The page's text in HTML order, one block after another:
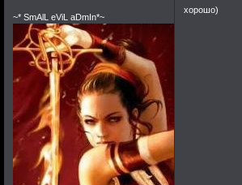
~* SmAlL eViL aDmIn*~
хорошо)